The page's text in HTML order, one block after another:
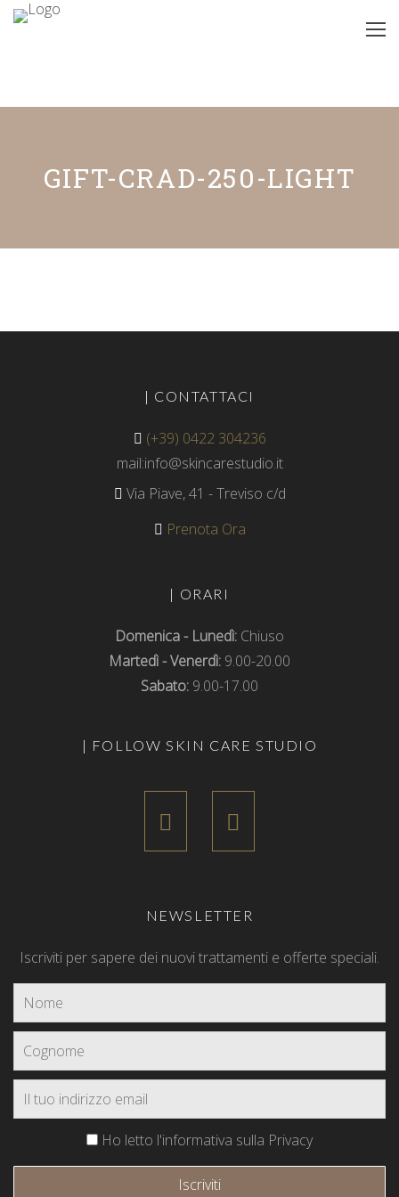
GIFT-CRAD-250-LIGHT
| CONTATTACI
(+39) 0422 304236
mail:info@skincarestudio.it
Via Piave, 41 - Treviso c/d
Prenota Ora
| ORARI
Domenica - Lunedì: Chiuso
Martedì - Venerdì: 9.00-20.00
Sabato: 9.00-17.00
| FOLLOW SKIN CARE STUDIO
NEWSLETTER
Iscriviti per sapere dei nuovi trattamenti e offerte speciali.
Ho letto l'informativa sulla Privacy